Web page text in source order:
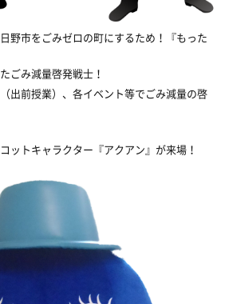
野市をごみゼロの町にするため！『もった
ごみ減量啓発戦士！
出前授業）、各イベント等でごみ減量の啓
ットキャラクター『アクアン』が来場！